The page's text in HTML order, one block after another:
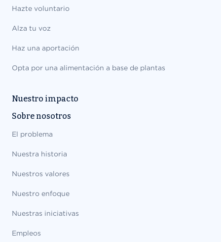
Hazte voluntario
Alza tu voz
Haz una aportación
Opta por una alimentación a base de plantas
Nuestro impacto
Sobre nosotros
El problema
Nuestra historia
Nuestros valores
Nuestro enfoque
Nuestras iniciativas
Empleos